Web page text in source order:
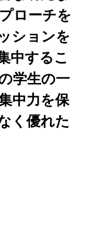
ローチを
ションを
中するこ
学生の一
中力を保
く優れた